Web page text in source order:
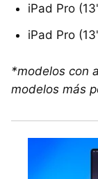
iPad Pro
iPad Pro
*modelos con
modelos más